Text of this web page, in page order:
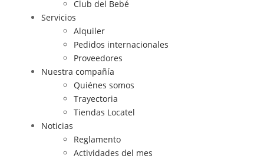
Club del Bebé
Servicios
Alquiler
Pedidos internacionales
Proveedores
Nuestra compañía
Quiénes somos
Trayectoria
Tiendas Locatel
Noticias
Reglamento
Actividades del mes